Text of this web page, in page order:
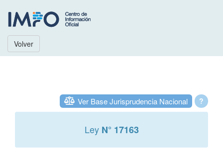
Volver
?
Ver Base Jurisprudencia Nacional
Ley N° 17163